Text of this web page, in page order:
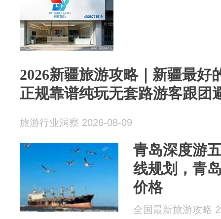
2026新疆旅游攻略｜新疆最好
正规靠谱纯玩无套路游客跟团
旅游行业洞察 2026-08-09
青岛深度游
线规划，青
价格
全国最新旅游攻略